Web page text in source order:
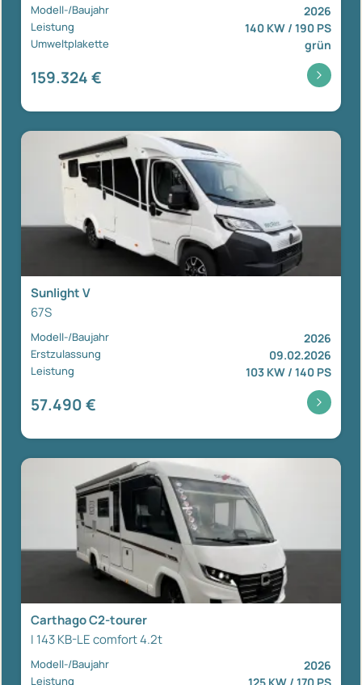
Modell-/Baujahr 2026
Leistung 140 KW / 190 PS
Umweltplakette grün
159.324 €
Sunlight V
67S
Modell-/Baujahr 2026
Erstzulassung 09.02.2026
Leistung 103 KW / 140 PS
57.490 €
Carthago C2-tourer
I 143 KB-LE comfort 4.2t
Modell-/Baujahr 2026
Leistung 125 KW / 170 PS